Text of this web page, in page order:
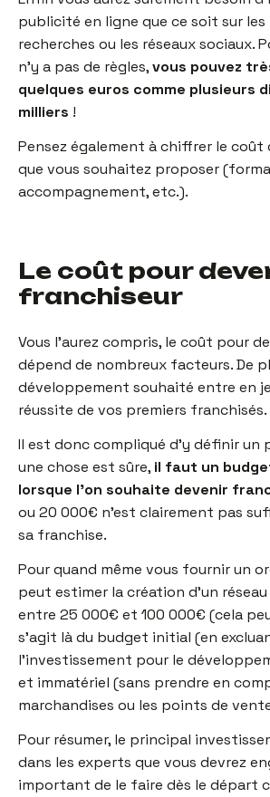
publicité en ligne que ce soit sur les
recherches ou les réseaux sociaux.
n’y a pas de règles,vous pouvez
quelques euros comme plusieurs
milliers !
Pensez également à chiffrer le coût
que vous souhaitez proposer
accompagnement, etc.).
Le coût pour
franchiseur
Vous l’aurez compris, le coût pour
dépend de nombreux facteurs. De
développement souhaité entre en
réussite de vos premiers franchisés.
Il est donc compliqué d’y définir un
une chose est sûre, il faut un
lorsque l’on souhaite devenir
ou 20 000€ n’est clairement pas
sa franchise.
Pour quand même vous fournir un
peut estimer la création d’un
entre 25 000€ et 100 000€ (cela
s’agit là du budget initial (en
l’investissement pour le
et immatériel (sans prendre en
marchandises ou les points de
Pour résumer, le principal
dans les experts que vous devrez
important de le faire dès le départ